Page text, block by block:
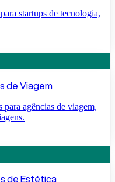
startups de tecnologia,
de Viagem
para agências de viagem,
de Estética